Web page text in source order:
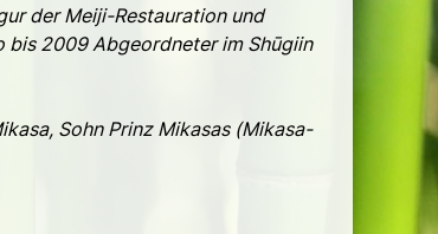
der Meiji-Restauration und
bis 2009 Abgeordneter im Shūgiin
Sohn Prinz Mikasas (Mikasa-